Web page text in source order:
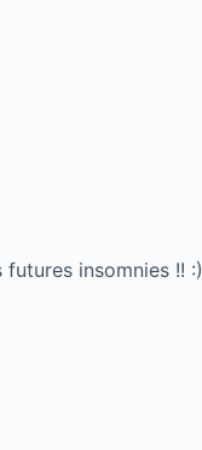
insomnies !! :)